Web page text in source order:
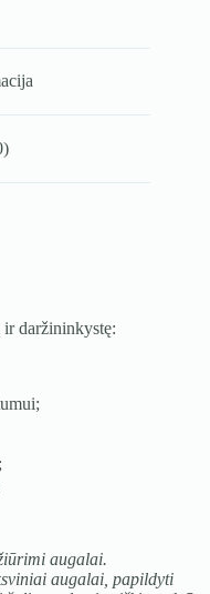
daržininkystę:
augalai.
augalai, papildyti